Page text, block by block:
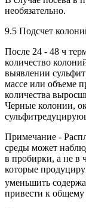
необязательно.
9.5 Подсчет
После 24 - 48 ч
количество
выявлении
массе или объеме
количества
Черные колонии,
Примечание -
среды может
в пробирки, а не в
которые
уменьшить
привести к